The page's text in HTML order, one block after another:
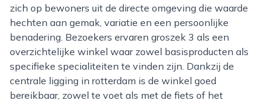
zich op bewoners uit de directe omgeving die waarde
hechten aan gemak, variatie en een persoonlijke
benadering. Bezoekers ervaren groszek 3 als een
overzichtelijke winkel waar zowel basisproducten als
specifieke specialiteiten te vinden zijn. Dankzij de
centrale ligging in rotterdam is de winkel goed
bereikbaar, zowel te voet als met de fiets of het